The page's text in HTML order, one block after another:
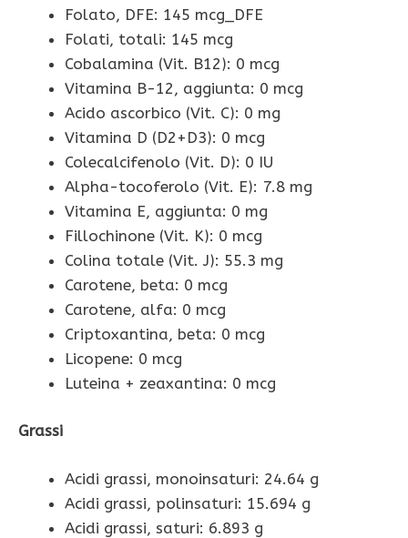
Folato, DFE: 145 mcg_DFE
Folati, totali: 145 mcg
Cobalamina (Vit. B12): 0 mcg
Vitamina B-12, aggiunta: 0 mcg
Acido ascorbico (Vit. C): 0 mg
Vitamina D (D2+D3): 0 mcg
Colecalcifenolo (Vit. D): 0 IU
Alpha-tocoferolo (Vit. E): 7.8 mg
Vitamina E, aggiunta: 0 mg
Fillochinone (Vit. K): 0 mcg
Colina totale (Vit. J): 55.3 mg
Carotene, beta: 0 mcg
Carotene, alfa: 0 mcg
Criptoxantina, beta: 0 mcg
Licopene: 0 mcg
Luteina + zeaxantina: 0 mcg
Grassi
Acidi grassi, monoinsaturi: 24.64 g
Acidi grassi, polinsaturi: 15.694 g
Acidi grassi, saturi: 6.893 g